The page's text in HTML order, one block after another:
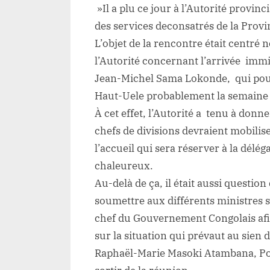
»Il a plu ce jour à l’Autorité
des services deconsatrés de la
L’objet de la rencontre était centré
l’Autorité concernant l’arrivée
Jean-Michel Sama Lokonde, qui
Haut-Uele probablement la
À cet effet, l’Autorité a tenu à
chefs de divisions devraient
l’accueil qui sera réserver à la
chaleureux.
Au-delà de ça, il était aussi
soumettre aux différents ministres
chef du Gouvernement Congolais
sur la situation qui prévaut au sien
Raphaël-Marie Masoki Atambana,